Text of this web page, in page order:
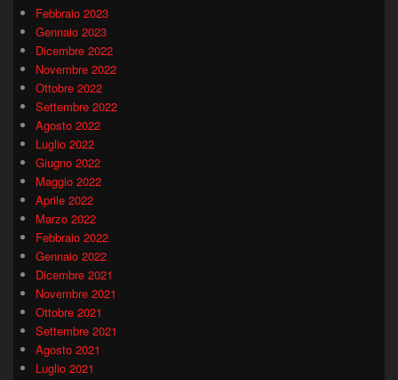
Febbraio 2023
Gennaio 2023
Dicembre 2022
Novembre 2022
Ottobre 2022
Settembre 2022
Agosto 2022
Luglio 2022
Giugno 2022
Maggio 2022
Aprile 2022
Marzo 2022
Febbraio 2022
Gennaio 2022
Dicembre 2021
Novembre 2021
Ottobre 2021
Settembre 2021
Agosto 2021
Luglio 2021